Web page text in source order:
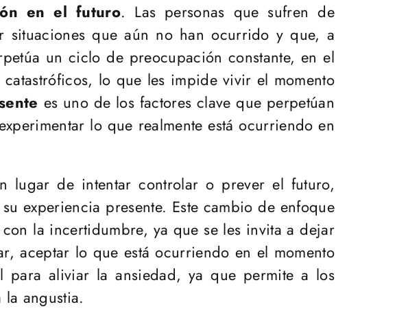
en el futuro. Las personas que sufren de
situaciones que aún no han ocurrido y que, a
un ciclo de preocupación constante, en el
lo que les impide vivir el momento
es uno de los factores clave que perpetúan
lo que realmente está ocurriendo en
lugar de intentar controlar o prever el futuro,
experiencia presente. Este cambio de enfoque
la incertidumbre, ya que se les invita a dejar
aceptar lo que está ocurriendo en el momento
para aliviar la ansiedad, ya que permite a los
angustia.